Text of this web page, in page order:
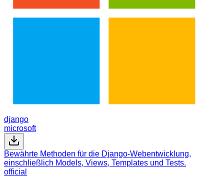
django
microsoft
Bewährte Methoden für die Django-Webentwicklung,
einschließlich Models, Views, Templates und Tests.
official